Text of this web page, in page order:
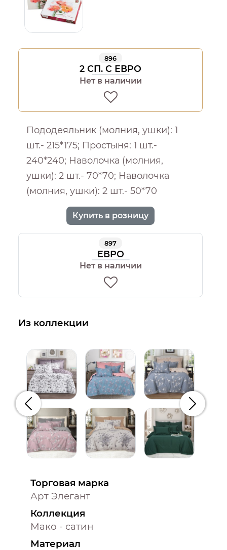
896
2 СП. С ЕВРО
Нет в наличии
Пододеяльник (молния, ушки): 1
шт.- 215*175; Простыня: 1 шт.-
240*240; Наволочка (молния,
ушки): 2 шт.- 70*70; Наволочка
(молния, ушки): 2 шт.- 50*70
Купить в розницу
897
ЕВРО
Нет в наличии
Из коллекции
Предыдущий
Торговая марка
Арт Элегант
Коллекция
Мако - сатин
Материал